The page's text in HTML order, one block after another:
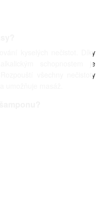
kyselých nečistot. Díky
schopnostem je
všechny nečistoty
masáž.